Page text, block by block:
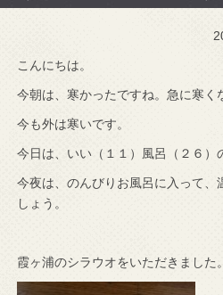
こんにちは。
今朝は、寒かったですね。急に寒く
今も外は寒いです。
今日は、いい（１１）風呂（２６）
今夜は、のんびりお風呂に入って、
しょう。
霞ヶ浦のシラウオをいただきました。